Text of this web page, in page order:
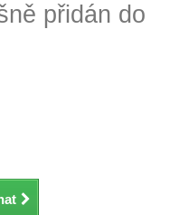
přidán do